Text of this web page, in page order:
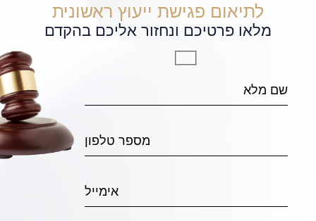
לתיאום פגישת ייעוץ ראשונית
מלאו פרטיכם ונחזור אליכם בהקדם